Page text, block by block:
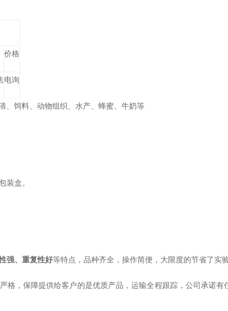
价格
电询
、饲料、 动物组织 水产、 蜂蜜、 牛奶等
装盒。
强、重复性好等特点，品种齐全，操作简便，大限度的节省了实验
格，保障提供给客户的是优质产品，运输全程跟踪，公司承诺有